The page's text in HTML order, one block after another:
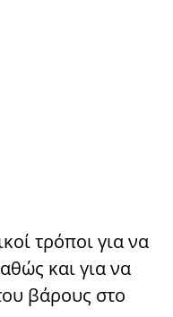
τρόποι για να
και για να
βάρους στο